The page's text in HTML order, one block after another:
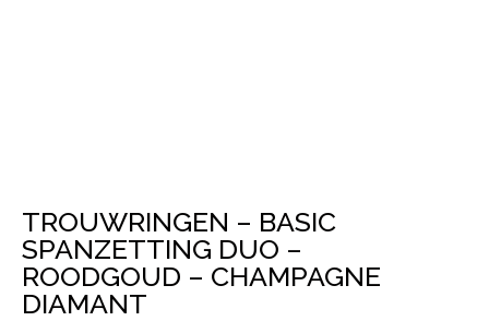
TROUWRINGEN – BASIC
SPANZETTING DUO –
ROODGOUD – CHAMPAGNE
DIAMANT